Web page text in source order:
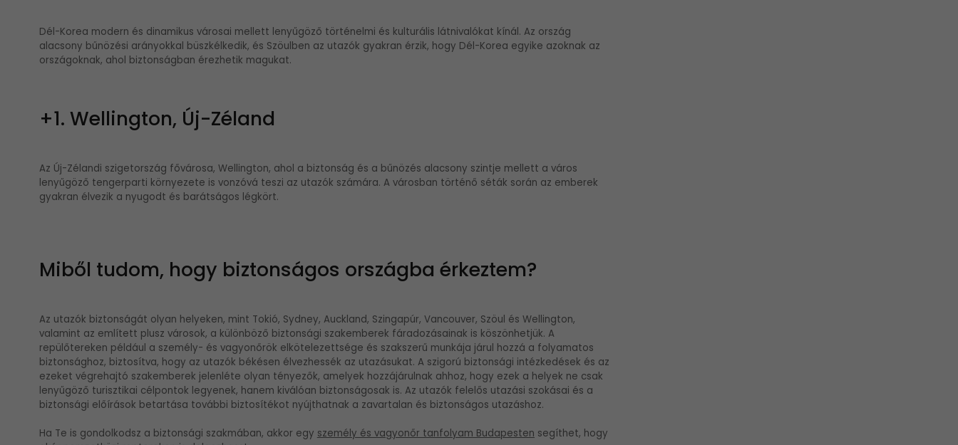
Dél-Korea modern és dinamikus városai mellett lenyűgöző történelmi és kulturális látnivalókat kínál. Az ország
alacsony bűnözési arányokkal büszkélkedik, és Szöulben az utazók gyakran érzik, hogy Dél-Korea egyike azoknak az
országoknak, ahol biztonságban érezhetik magukat.
+1. Wellington, Új-Zéland
Az Új-Zélandi szigetország fővárosa, Wellington, ahol a biztonság és a bűnözés alacsony szintje mellett a város
lenyűgöző tengerparti környezete is vonzóvá teszi az utazók számára. A városban történő séták során az emberek
gyakran élvezik a nyugodt és barátságos légkört.
Miből tudom, hogy biztonságos országba érkeztem?
Az utazók biztonságát olyan helyeken, mint Tokió, Sydney, Auckland, Szingapúr, Vancouver, Szöul és Wellington,
valamint az említett plusz városok, a különböző biztonsági szakemberek fáradozásainak is köszönhetjük. A
repülőtereken például a személy- és vagyonőrök elkötelezettsége és szakszerű munkája járul hozzá a folyamatos
biztonsághoz, biztosítva, hogy az utazók békésen élvezhessék az utazásukat. A szigorú biztonsági intézkedések és az
ezeket végrehajtó szakemberek jelenléte olyan tényezők, amelyek hozzájárulnak ahhoz, hogy ezek a helyek ne csak
lenyűgöző turisztikai célpontok legyenek, hanem kiválóan biztonságosak is. Az utazók felelős utazási szokásai és a
biztonsági előírások betartása további biztosítékot nyújthatnak a zavartalan és biztonságos utazáshoz.
Ha Te is gondolkodsz a biztonsági szakmában, akkor egy személy és vagyonőr tanfolyam Budapesten segíthet, hogy